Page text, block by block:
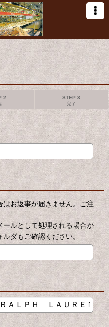
2
STEP 3
完了
はお返事が届きません。ご注
ールとして処理される場合が
ダもご確認ください。